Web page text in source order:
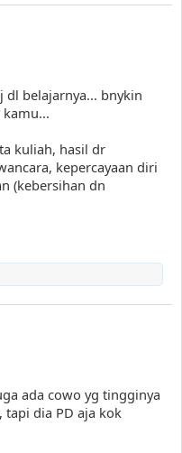
dl belajarnya... bnykin
kuliah, hasil dr
kepercayaan diri
(kebersihan dn
ada cowo yg tingginya
tapi dia PD aja kok